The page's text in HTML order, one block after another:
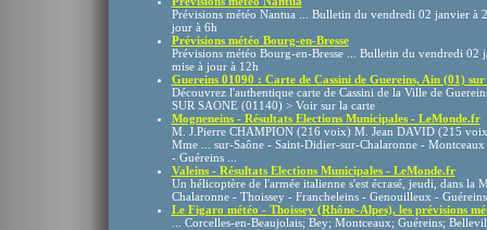
Prévisions météo Nantua ... Bulletin du vendredi 02 janvier à
jour à 6h
Prévisions météo Bourg-en-Bresse
Prévisions météo Bourg-en-Bresse ... Bulletin du vendredi 02
mise à jour à 12h
Guereins 01090 : Carte de Cassini de Guereins, Ain (01) sur
Découvrez l'authentique carte de Cassini de la Ville de
SUR SAONE (01140) > Voir sur la carte
Mogneneins - Résultats Elections Municipales - LeMonde.fr
M. J.Pierre CHAMPION (216 voix) M. Jean DAVID (215
Mme ... sur-Saône - Saint-Didier-sur-Chalaronne -
- Guéreins ...
Valeins - Résultats Elections Municipales - LeMonde.fr
Un hélicoptère de l'armée italienne s'est écrasé, jeudi, dans la
Chalaronne - Thoissey - Francheleins - Genouilleux -
Le Figaro météo - Thoissey (Rhône-Alpes), les prévisions
... Corcelles-en-Beaujolais; Bey; Montceaux; Guéreins;